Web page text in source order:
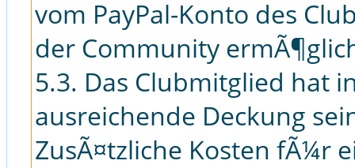
vom PayPal-Konto des
der Community
5.3. Das Clubmitglied hat
ausreichende Deckung
ZusÃ¤tzliche Kosten fÃ¼r